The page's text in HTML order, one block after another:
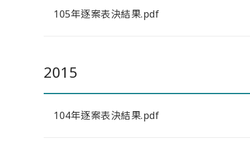
105年逐案表決結果.pdf
2015
104年逐案表決結果.pdf